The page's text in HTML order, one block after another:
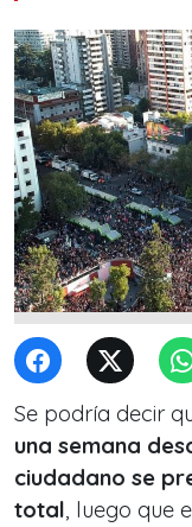
Se podría decir
una semana
ciudadano se
total, luego que